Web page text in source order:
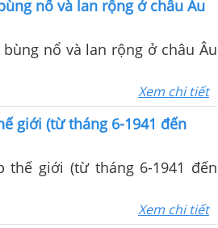
nổ và lan rộng ở châu Âu
nổ và lan rộng ở châu Âu
Xem chi tiết
giới (từ tháng 6-1941 đến
thế giới (từ tháng 6-1941 đến
Xem chi tiết